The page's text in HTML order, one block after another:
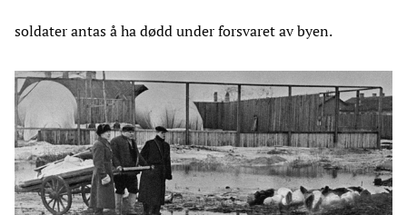
soldater antas å ha dødd under forsvaret av byen.